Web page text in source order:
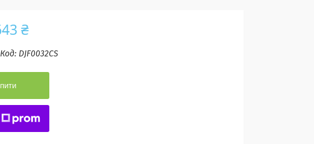
₴
Код: DJF0032CS